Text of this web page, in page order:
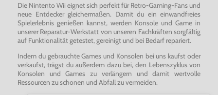
Die Nintento Wii eignet sich perfekt für Retro-Gaming-Fans und
neue Entdecker gleichermaßen. Damit du ein einwandfreies
Spielerlebnis genießen kannst, werden Konsole und Game in
unserer Reparatur-Werkstatt von unseren Fachkräften sorgfältig
auf Funktionalität getestet, gereinigt und bei Bedarf repariert.
Indem du gebrauchte Games und Konsolen bei uns kaufst oder
verkaufst, trägst du außerdem dazu bei, den Lebenszyklus von
Konsolen und Games zu verlängern und damit wertvolle
Ressourcen zu schonen und Abfall zu vermeiden.